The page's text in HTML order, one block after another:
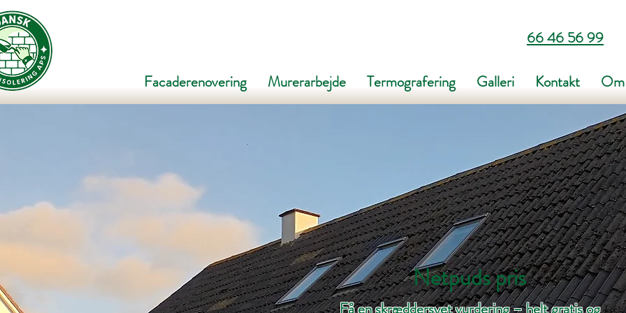
66 46 56 99
Facaderenovering Murerarbejde Termografering Galleri Kontakt
Netpuds pris
Få en skræddersyet vurdering – helt gratis og